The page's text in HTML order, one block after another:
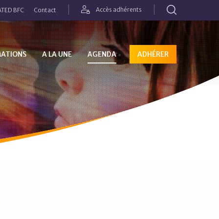
BFC Contact Accès adhérents
A LA UNE AGENDA ADHÉRER